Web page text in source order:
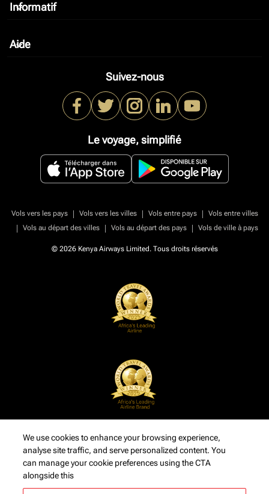
Informatif
keyboard_arrow_down
Aide
keyboard_arrow_down
Suivez-nous
Le voyage, simplifié
Vols vers les pays | Vols vers les villes | Vols entre pays |
Vols entre villes
|
Vols au départ des villes | Vols au départ des pays | Vols de ville à pays
© 2026 Kenya Airways Limited. Tous droits réservés
We use cookies to enhance your browsing experience,
analyse site traffic, and serve personalized content. You
can manage your cookie preferences using the CTA
alongside this